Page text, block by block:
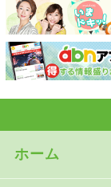
ホーム